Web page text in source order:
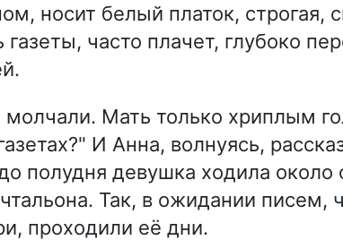
носит белый платок, строгая,
часто плачет, глубоко
Мать только хриплым
И Анна, волнуясь,
полудня девушка ходила около
Так, в ожидании писем,
проходили её дни.